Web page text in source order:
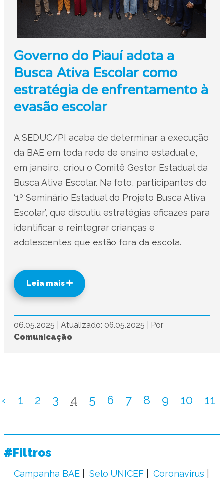
Governo do Piauí adota a
Busca Ativa Escolar como
estratégia de enfrentamento à
evasão escolar
A SEDUC/PI acaba de determinar a execução
da BAE em toda rede de ensino estadual e,
em janeiro, criou o Comitê Gestor Estadual da
Busca Ativa Escolar. Na foto, participantes do
‘1º Seminário Estadual do Projeto Busca Ativa
Escolar’, que discutiu estratégias eficazes para
identificar e reintegrar crianças e
adolescentes que estão fora da escola.
Leia mais
06.05.2025 Atualizado: 06.05.2025
Por
Comunicação
‹ 1 2 3 4 5 6 7 8 9 10 11
#Filtros
Campanha BAE Selo UNICEF Coronavírus